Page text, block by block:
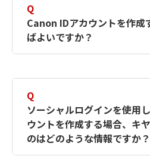
Q
Canon IDアカウントを作成
ばよいですか？
す。詳しい作成方法は【
何ですか？Canon IDの
ださい。
Q
ソーシャルログインを使用
ウントを作成する場合、キ
のはどのような情報ですか？